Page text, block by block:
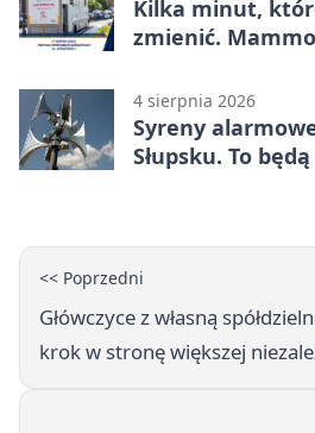
Kilka minut,
zmienić.
4 sierpnia 2026
Syreny alarmowe
Słupsku. To
<< Poprzedni
Główczyce z własną
krok w stronę większej